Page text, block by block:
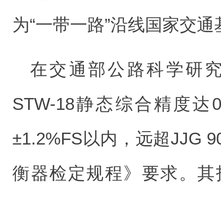
为“一带一路”沿线国家交
在交通部公路科学研
STW-18静态综合精度达
±1.2%FS以内，远超JJG
衡器检定规程》要求。